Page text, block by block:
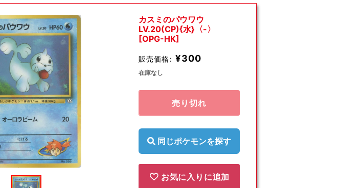
カスミのパウワウ
LV.20(CP){水}〈-〉
[OPG-HK]
販売価格: ¥300
在庫なし
売り切れ
同じポケモンを探す
お気に入りに追加